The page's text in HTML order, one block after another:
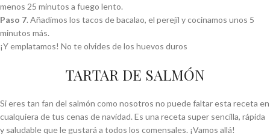
menos 25 minutos a fuego lento.
Paso 7. Añadimos los tacos de bacalao, el perejil y cocinamos unos 5
minutos más.
¡Y emplatamos! No te olvides de los huevos duros
TARTAR DE SALMÓN
Si eres tan fan del salmón como nosotros no puede faltar esta receta en
cualquiera de tus cenas de navidad. Es una receta super sencilla, rápida
y saludable que le gustará a todos los comensales. ¡Vamos allá!